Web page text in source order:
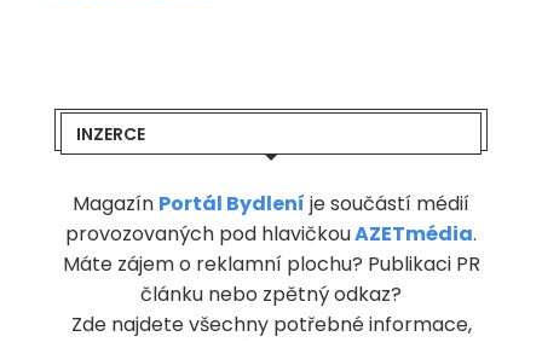
INZERCE
Magazín Portál Bydlení je součástí médií
provozovaných pod hlavičkouAZETmédia.
Máte zájem o reklamní plochu? Publikaci PR
článku nebo zpětný odkaz?
Zde najdete všechny potřebné informace,